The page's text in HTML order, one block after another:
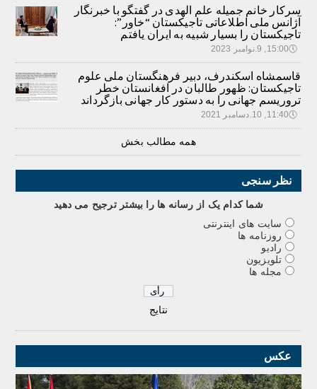
سرکار خانم جمیله علم الهدی در گفتگو با خبرنگار
آژانس ملی اطلاعاتی تاجیکستان “خاور”:
تاجیکستان را بسیار شبیه به ایران یافتم
🕔15:00, 9.نوامبر 2023
قاسمشاه اسکندرف، دبیر فرهنگستان ملی علوم
تاجیکستان: ظهور طالبان در افغانستان خطر
تروریسم جهانی را به دستور کار جهانی بازگرداند
🕔11:40, 10.دسامبر 2021
همه مطالب بخش
نظر سنجی
شما کدام يک از رسانه ها را بيشتر ترجيح می دهيد
سایت های اینترنتی
روزنامه ها
رادیو
تلویزیون
مجله ها
نتایج
عکس